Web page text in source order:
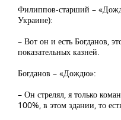
Филиппов-старший –
Украине):
– Вот он и есть Богданов,
показательных казней.
Богданов – «Дождю»:
– Он стрелял, я только
100%, в этом здании, то